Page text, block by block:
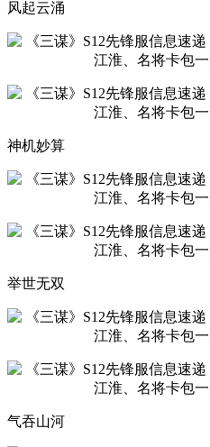
风起云涌
神机妙算
举世无双
气吞山河